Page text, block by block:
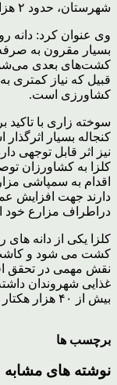
شهرستان، حدود ۲ هزار و ۷۰۰ کیلوگرم تا یک تن است.
وی عنوان کرد: دانه
بسیار مقرون‌ به
کشت‌های بعدی
قبیل که نیاز کمتری
کشاورزی است.
سوخته زاری با تاکید
کنجاله بسیار
نیز اثر قابل توجهی
اقدام به سمپاشی
دارند جهت افزایش
دراطراف مزارع خود
کلزا یکی از دانه
کشت می شود و کاشت
نقش مهمی در تحقق
غذایی شهروندان
بیش از ۴۰ هزار هکتار زمین کشاورزی در سلسله وجود دارد.
برچسب ها
نوشته های مشابه